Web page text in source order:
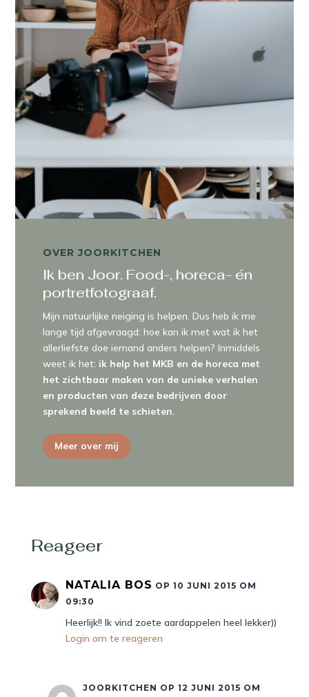
OVER JOORKITCHEN
Ik ben Joor. Food-, horeca- én
portretfotograaf.
Mijn natuurlijke neiging is helpen. Dus heb ik me
lange tijd afgevraagd: hoe kan ik met wat ik het
allerliefste doe iemand anders helpen? Inmiddels
weet ik het: ik help het MKB en de horeca met
het zichtbaar maken van de unieke verhalen
en producten van deze bedrijven door
sprekend beeld te schieten.
Meer over mij
Reageer
NATALIA BOS OP 10 JUNI 2015 OM
09:30
Heerlijk!! Ik vind zoete aardappelen heel lekker))
Login om te reageren
JOORKITCHEN OP 12 JUNI 2015 OM